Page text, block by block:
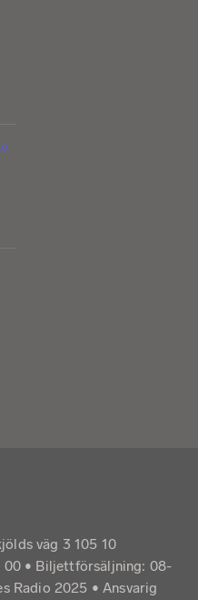
väg 3 105 10
00 • Biljettförsäljning: 08-
Radio 2025 •Ansvarig